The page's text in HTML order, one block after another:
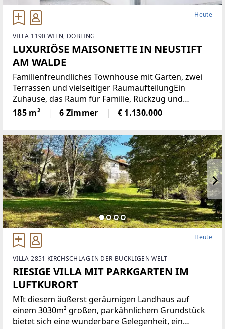
Heute
VILLA 1190 WIEN, DÖBLING
LUXURIÖSE MAISONETTE IN NEUSTIFT
AM WALDE
Familienfreundliches Townhouse mit Garten, zwei
Terrassen und vielseitiger RaumaufteilungEin
Zuhause, das Raum für Familie, Rückzug und
gemeinsames Leben schafft: Dieses grosszügige
Townhouse mit rund 185 m² Wohnfläche überzeugt
185 m² 6 Zimmer € 1.130.000
Heute
VILLA 2851 KIRCHSCHLAG IN DER BUCKLIGEN WELT
RIESIGE VILLA MIT PARKGARTEN IM
LUFTKURORT
MIt diesem äußerst geräumigen Landhaus auf
einem 3030m² großen, parkähnlichem Grundstück
bietet sich eine wunderbare Gelegenheit, ein